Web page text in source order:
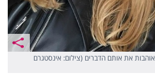
את אותם הדברים (צילום: אינסטגרם